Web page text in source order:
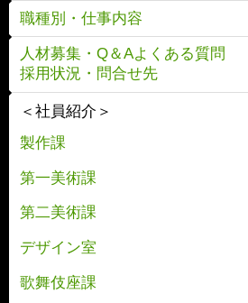
職種別・仕事内容
人材募集・Q＆Aよくある質問
採用状況・問合せ先
＜社員紹介＞
製作課
第一美術課
第二美術課
デザイン室
歌舞伎座課